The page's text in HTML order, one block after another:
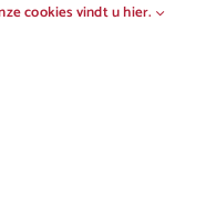
cookies vindt u hier.